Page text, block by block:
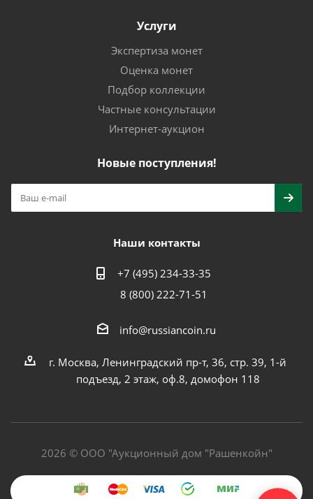
Услуги
Экспертиза монет
Оценка монет
Подбор коллекции
Частные консультации
Интернет-аукцион
Новые поступления!
Наши контакты
+7 (495) 234-33-35
8 (800) 222-71-51
info@russiancoin.ru
г. Москва, Ленинградский пр-т, 36, стр. 39, 1-й
подъезд, 2 этаж, оф.8, домофон 118
2026 © ООО "Аукционный дом "Рашенкойн"